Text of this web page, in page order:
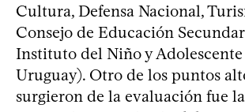
Cultura, Defensa Nacional,
Consejo de Educación
Instituto del Niño y
Uruguay). Otro de los puntos
surgieron de la evaluación fue